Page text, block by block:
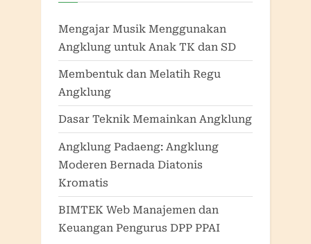
Mengajar Musik Menggunakan
Angklung untuk Anak TK dan SD
Membentuk dan Melatih Regu
Angklung
Dasar Teknik Memainkan Angklung
Angklung Padaeng: Angklung
Moderen Bernada Diatonis
Kromatis
BIMTEK Web Manajemen dan
Keuangan Pengurus DPP PPAI